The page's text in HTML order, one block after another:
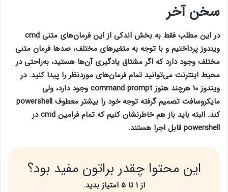
سخن آخر
در این مطلب فقط به بخش اندکی از این فرمان‌های متنی cmd
ویندوز پرداختیم و با توجه به متغیرهای مختلف، صدها فرمان متنی
مختلف وجود دارد که اگر مشتاق یادگیری آن‌ها هستید، به‌راحتی در
محیط اینترنت می‌توانید تمام فرمان‌های موردنظر را پیدا کنید. در
ویندوز ۱۰ هرچند هنوز command prompt وجود دارد، ولی
مایکروسافت تصمیم گرفته توجه خود را بیشتر معطوف powershell
کند. البته باید باز هم خاطرنشان کنیم که تمام فرامین cmd در
powershell قابل اجرا هستند.
این محتوا چقدر براتون مفید بود؟
از ۱ تا ۵ امتیاز بدید.